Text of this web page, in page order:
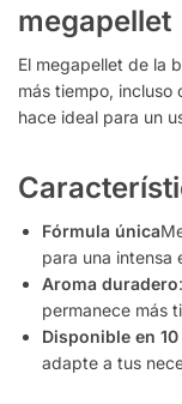
megapellet
El megapellet de la
más tiempo, incluso
hace ideal para un
Fórmula única
para una intensa
Aroma duradero
permanece más
Disponible en
adapte a tus